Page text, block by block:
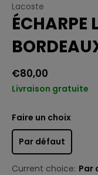
Lacoste
ÉCHARPE
€80,00
Livraison gratuite
Faire un choix
Par défaut
Current choice: Par